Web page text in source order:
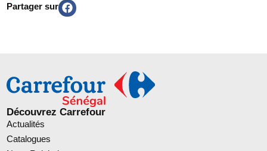
Partager sur
Découvrez Carrefour
Actualités
Catalogues